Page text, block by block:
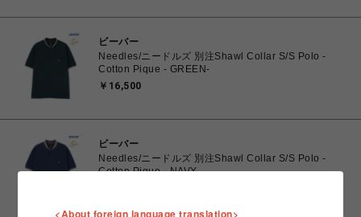
ビーバー
Needles/ニードルズ 別注Shawl Collar S/S Polo -
Cotton Pique - GREEN-
￥16,500
ビーバー
Needles/ニードルズ 別注Shawl Collar S/S Polo -
Cotton Pique - NAVY-
<About foreign language translation>